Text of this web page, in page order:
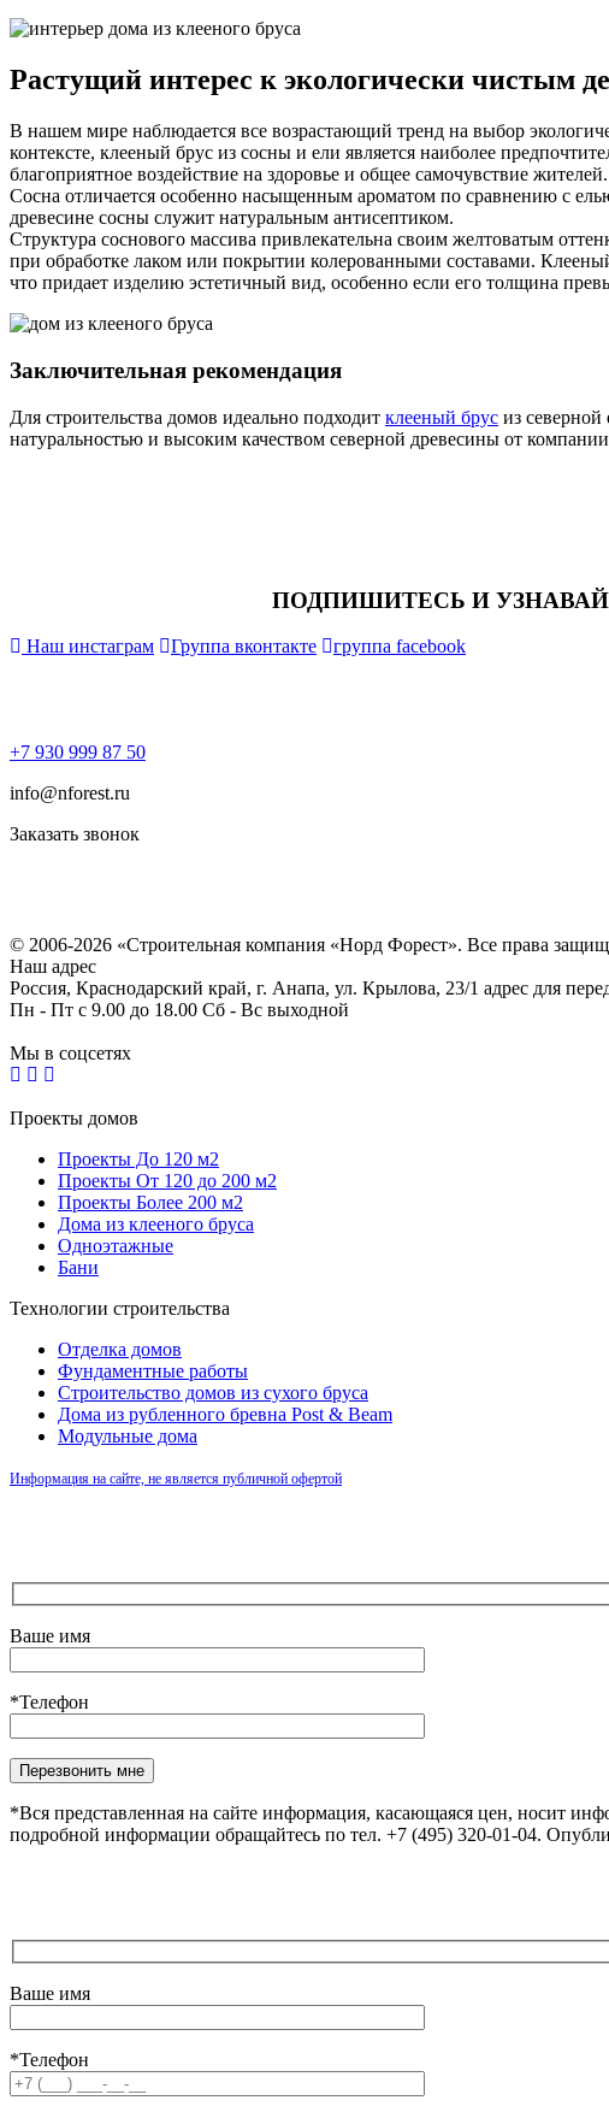
Растущий интерес к экологически чистым
В нашем мире наблюдается все возрастающий тренд на выбор
контексте, клееный брус из сосны и ели является наиболее
благоприятное воздействие на здоровье и общее самочувствие жителей.
Сосна отличается особенно насыщенным ароматом по сравнению с
древесине сосны служит натуральным антисептиком.
Структура соснового массива привлекательна своим желтоватым
при обработке лаком или покрытии колерованными составами.
что придает изделию эстетичный вид, особенно если его толщина
Заключительная рекомендация
Для строительства домов идеально подходит клееный брус из северной
натуральностью и высоким качеством северной древесины от
ПОДПИШИТЕСЬ И
Наш инстаграм Группа вконтакте группа facebook
+7 930 999 87 50
info@nforest.ru
Заказать звонок
© 2006-2026 «Строительная компания «Норд Форест». Все права
Наш адрес
Россия, Краснодарский край, г. Анапа, ул. Крылова, 23/1 адрес для
Пн - Пт с 9.00 до 18.00 Сб - Вс выходной
Мы в соцсетях
Проекты домов
Проекты До 120 м2
Проекты От 120 до 200 м2
Проекты Более 200 м2
Дома из клееного бруса
Одноэтажные
Бани
Технологии строительства
Отделка домов
Фундаментные работы
Строительство домов из сухого бруса
Дома из рубленного бревна Post & Beam
Модульные дома
Информация на сайте, не является публичной офертой
Ваше имя
*Телефон
*Вся представленная на сайте информация, касающаяся цен, носит
подробной информации обращайтесь по тел. +7 (495) 320-01-04.
Ваше имя
*Телефон